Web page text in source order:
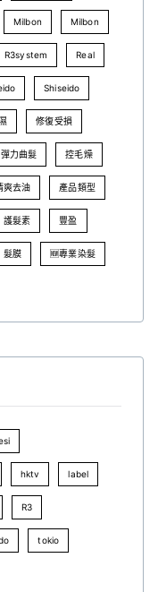
Milbon Milbon
R3system Real
Shiseido
修復受損
彈力曲髮 控毛燥
爽去油 產品類型
護髮素 豐盈
髮膜 🆕專業染髮
hktv label
R3
tokio